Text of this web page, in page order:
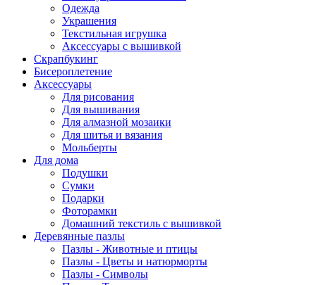
Одежда
Украшения
Текстильная игрушка
Аксессуары с вышивкой
Скрапбукинг
Бисероплетение
Аксессуары
Для рисования
Для вышивания
Для алмазной мозаики
Для шитья и вязания
Мольберты
Для дома
Подушки
Сумки
Подарки
Фоторамки
Домашний текстиль с вышивкой
Деревянные пазлы
Пазлы - Животные и птицы
Пазлы - Цветы и натюрморты
Пазлы - Символы